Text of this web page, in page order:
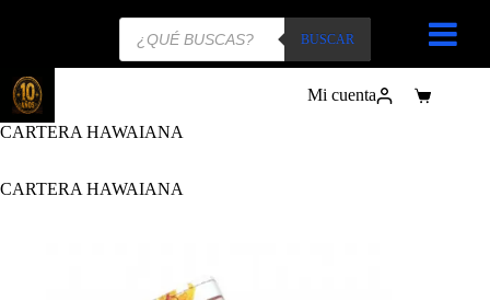
Búsqueda
BUSCAR
Mi cuenta
Carro
CARTERA HAWAIANA
CARTERA HAWAIANA